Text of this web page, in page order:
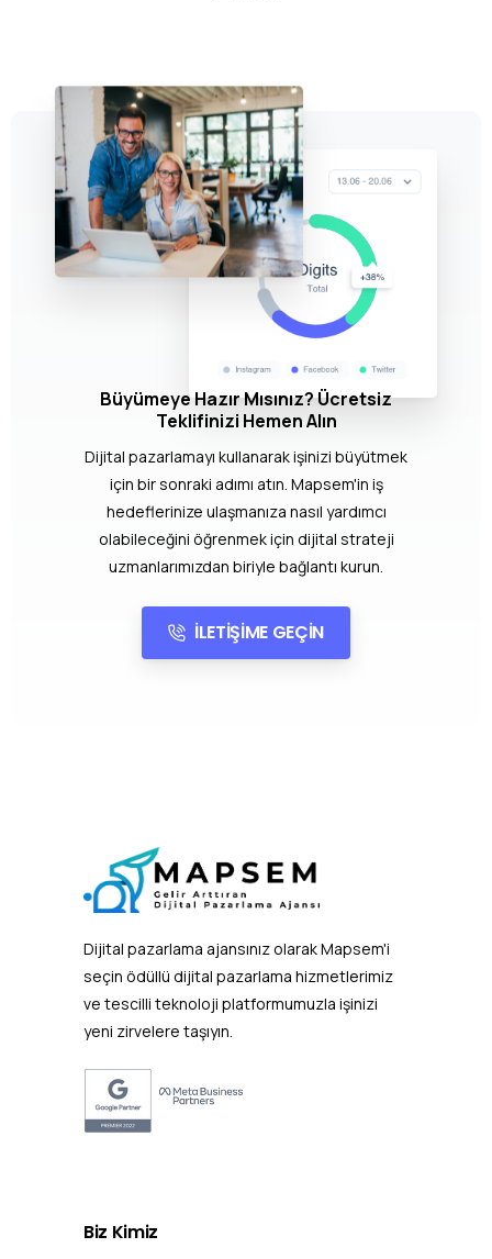
Büyümeye Hazır Mısınız? Ücretsiz
Teklifinizi Hemen Alın
Dijital pazarlamayı kullanarak işinizi büyütmek
için bir sonraki adımı atın. Mapsem'in iş
hedeflerinize ulaşmanıza nasıl yardımcı
olabileceğini öğrenmek için dijital strateji
uzmanlarımızdan biriyle bağlantı kurun.
İLETİŞİME GEÇİN
Dijital pazarlama ajansınız olarak Mapsem'i
seçin ödüllü dijital pazarlama hizmetlerimiz
ve tescilli teknoloji platformumuzla işinizi
yeni zirvelere taşıyın.
Biz Kimiz